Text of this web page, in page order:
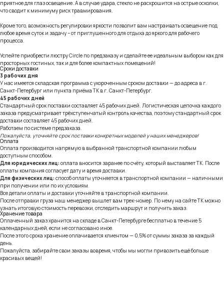
приятное для глаз освещение. А в случае удара, стекло не раскрошится на острые осколки,
что сводит к минимуму риск травмирования.
Кроме того, возможность регулировки яркости позволит вам настраивать освещение под
любое время суток и задачу – от приглушенного для отдыха до яркого для рабочего
процесса.
Успейте приобрести люстру Circle по предзаказу и сделайте ее идеальным выбором как для
просторных гостиных, так и для более компактных помещений!
Сроки доставки
3 рабочих дня
У нас имеется складская программа с укороченным сроком доставки — до адреса в г.
Санкт-Петербург или пункта приёма ТК в г. Санкт-Петербург.
45 рабочих дней
Стандартный срок поставки составляет 45 рабочих дней. Логистическая цепочка каждого
заказа предусматривает трёхступенчатый контроль качества, поэтому стандартный срок
доставки составляет 45 рабочих дней.
Работаем по системе предзаказа.
Пожалуйста, уточняйте срок поставки конкретных моделей у наших менеджеров!
Оплата
Оплата производится напрямую в выбранной транспортной компании любым
доступным способом.
Для юридических лиц: оплата вносится заранее по счёту, который выставляет ТК. После
оплаты компания согласует дату и время доставки.
Для физических лиц: способ оплаты уточняется в транспортной компании — наличными
при получении или по их условиям.
Все детали оплаты и доставки уточняйте в транспортной компании.
После отправки груза наш менеджер вышлет вам трек-номер. По нему на сайте ТК можно
узнать итоговую стоимость перевозки, отследить маршрут и получить заказ.
Хранение товара
Оплаченный заказ хранится на складе в Санкт-Петербурге бесплатно в течение 5
календарных дней, если не согласовано иное.
После этого срока хранение оплачивается клиентом — 0,5% от суммы заказа за каждый
день.
Пожалуйста, забирайте свои заказы вовремя, чтобы мы могли привозить ещё больше
красивых вещей!